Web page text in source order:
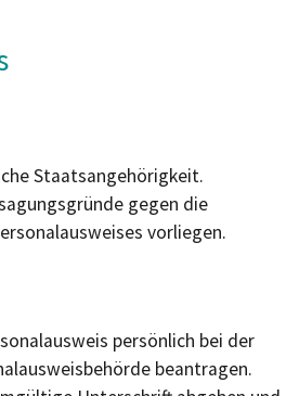
Staatsangehörigkeit.
gegen die
vorliegen.
persönlich bei der
beantragen.